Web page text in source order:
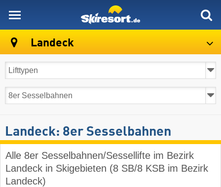
Landeck
Landeck: 8er Sesselbahnen
Alle 8er Sesselbahnen/Sessellifte im Bezirk
Landeck in Skigebieten (8 SB/8 KSB im Bezirk
Landeck)